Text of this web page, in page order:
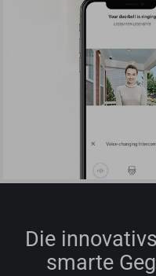
Die
smarte